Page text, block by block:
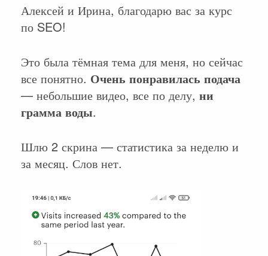
Алексей и Ирина, благодарю вас за курс
по SEO!
Это была тёмная тема для меня, но сейчас
все понятно. Очень понравилась подача
— небольшие видео, все по делу, ни
грамма воды.
Шлю 2 скрина — статистика за неделю и
за месяц. Слов нет.